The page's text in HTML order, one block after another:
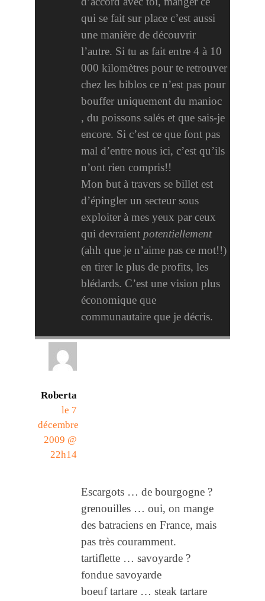
qui se fait sur place c’est aussi
une manière de découvrir
l’autre. Si tu as fait entre 4 à 10
000 kilomètres pour te retrouver
chez les biblos ce n’est pas pour
bouffer uniquement du manioc
, du poissons salés et que sais-je
encore. Si c’est ce que font pas
mal d’entre nous ici, c’est qu’ils
n’ont rien compris!!
Mon but à travers se billet est
d’épingler un secteur sous
exploiter à mes yeux par ceux
qui devraient potentiellement
(ahh que je n’aime pas ce mot!!)
en tirer le plus de profits, les
blédards. C’est une vision plus
économique que
communautaire que je décris.
Roberta
le 7
décembre
2009 @
22h14
Escargots … de bourgogne ?
grenouilles … oui, on mange
des batraciens en France, mais
pas très couramment.
tartiflette … savoyarde ?
fondue savoyarde
boeuf tartare … steak tartare